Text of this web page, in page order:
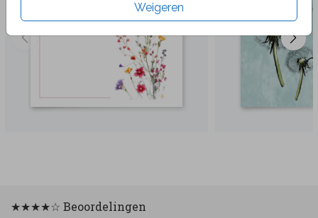
Weigeren
★★★★☆ Beoordelingen